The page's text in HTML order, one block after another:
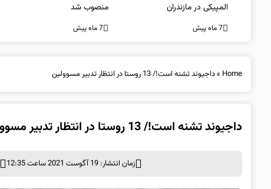
المپیکی در مازندران
7 ماه پیش
منصوب شد
7 ماه پیش
Home
»داجیوند تشنه است!/ 13 روستا در انتظار تدبیر مسوولین
داجیوند تشنه است!/ 13 روستا در انتظار تدبیر مسوولین
زمان انتشار: 19 آگوست 2021 ساعت 12:35